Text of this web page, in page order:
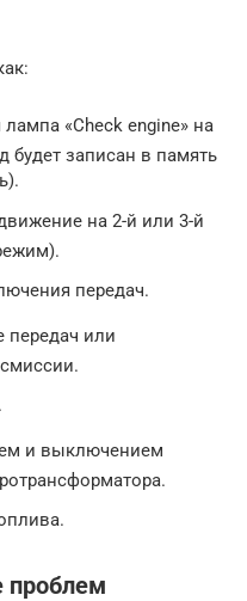
«Check engine» на
будет записан в память
на 2-й или 3-й
передач.
передач или
и выключением
проблем